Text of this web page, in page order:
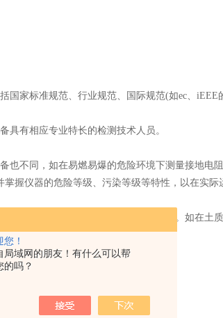
您！
局域网的朋友！有什么可以帮
的吗？
家标准规范、行业规范、国际规范(如ec、iEEE
有相应专业特长的检测技术人员。
不同，如在易燃易爆的危险环境下测量接地电
握仪器的危险等级、污染等级等特性，以在实际
各种困难以及相应的对策或解决方法。如在土
一些。